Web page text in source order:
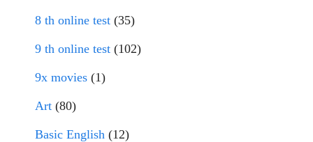
8 th online test (35)
9 th online test (102)
9x movies (1)
Art (80)
Basic English (12)